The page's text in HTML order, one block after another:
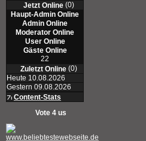
Jetzt Online (0)
Haupt-Admin Online
Admin Online
Moderator Online
User Online
Gäste Online
22
Zuletzt Online (0)
Heute 10.08.2026
Gestern 09.08.2026
Content-Stats
Vote 4 us